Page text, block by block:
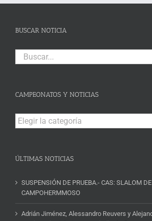
BUSCAR NOTICIA
Buscar:
CAMPEONATOS Y NOTICIAS
Campeonatos
y
ÚLTIMAS NOTICIAS
SUSPENSIÓN DE PRUEBA.- CAS: SLALOM DE
CAMPOHERMMOSO
Adrián Jiménez, Alessandro Reuvers y